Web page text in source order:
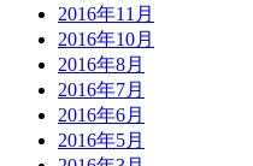
2016年11月
2016年10月
2016年8月
2016年7月
2016年6月
2016年5月